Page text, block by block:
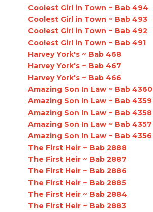
Coolest Girl in Town ~ Bab 494
Coolest Girl in Town ~ Bab 493
Coolest Girl in Town ~ Bab 492
Coolest Girl in Town ~ Bab 491
Harvey York's ~ Bab 468
Harvey York's ~ Bab 467
Harvey York's ~ Bab 466
Amazing Son In Law ~ Bab 4360
Amazing Son In Law ~ Bab 4359
Amazing Son In Law ~ Bab 4358
Amazing Son In Law ~ Bab 4357
Amazing Son In Law ~ Bab 4356
The First Heir ~ Bab 2888
The First Heir ~ Bab 2887
The First Heir ~ Bab 2886
The First Heir ~ Bab 2885
The First Heir ~ Bab 2884
The First Heir ~ Bab 2883